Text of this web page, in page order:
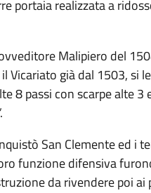
portaia realizzata a
Malipiero del
Vicariato già dal 1503, si
8 passi con scarpe alte 3
San Clemente ed i
funzione difensiva
da rivendere poi